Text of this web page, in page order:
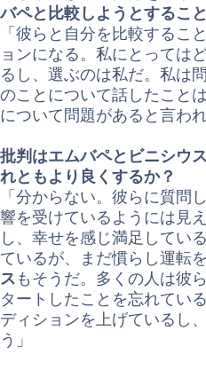
バペと比較しようとするこ
「彼らと自分を比較するこ
ョンになる。私にとっては
るし、選ぶのは私だ。私は
のことについて話したこと
について問題があると言わ
批判はエムバペとビニシウ
れともより良くするか？
「分からない。彼らに質問
響を受けているようには見
し、幸せを感じ満足している
ているが、まだ慣らし運転
スもそうだ。多くの人は彼
タートしたことを忘れてい
ディションを上げているし
う」